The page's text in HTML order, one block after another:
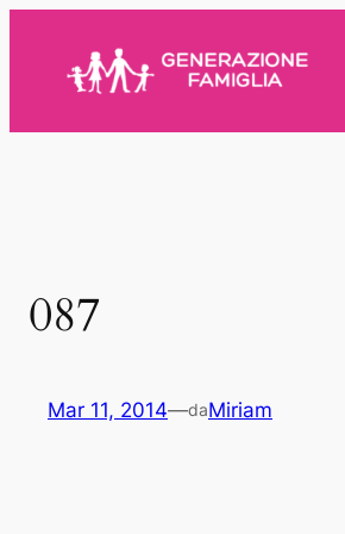
contenuto
087
Mar 11, 2014—daMiriam